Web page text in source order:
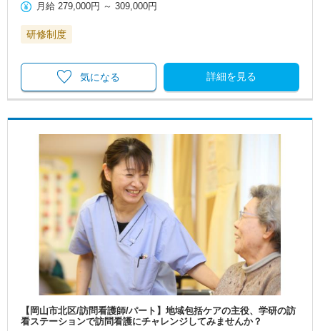
月給 279,000円 ～309,000円
研修制度
詳細を見る
気になる
【岡山市北区/訪問看護師/パート】地域包括ケアの主役、学研の訪
看ステーションで訪問看護にチャレンジしてみませんか？